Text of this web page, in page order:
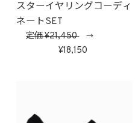
スターイヤリングコーディ
ネートSET
定価 21,450→
18,150